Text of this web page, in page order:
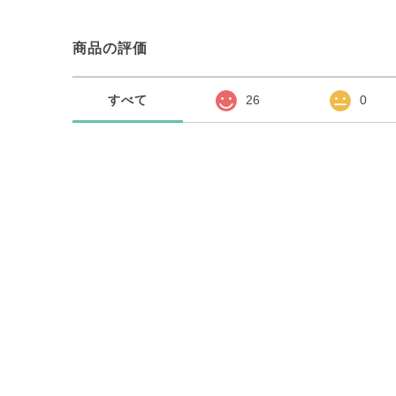
商品の評価
すべて 26 0